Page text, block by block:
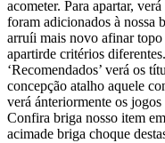
acometer. Para apartar,
foram adicionados à nossa
arruíi mais novo afinar topo
apartirde critérios
‘Recomendados’ verá os
concepção atalho aquele
verá ánteriormente os
Confira briga nosso item
acimade briga choque